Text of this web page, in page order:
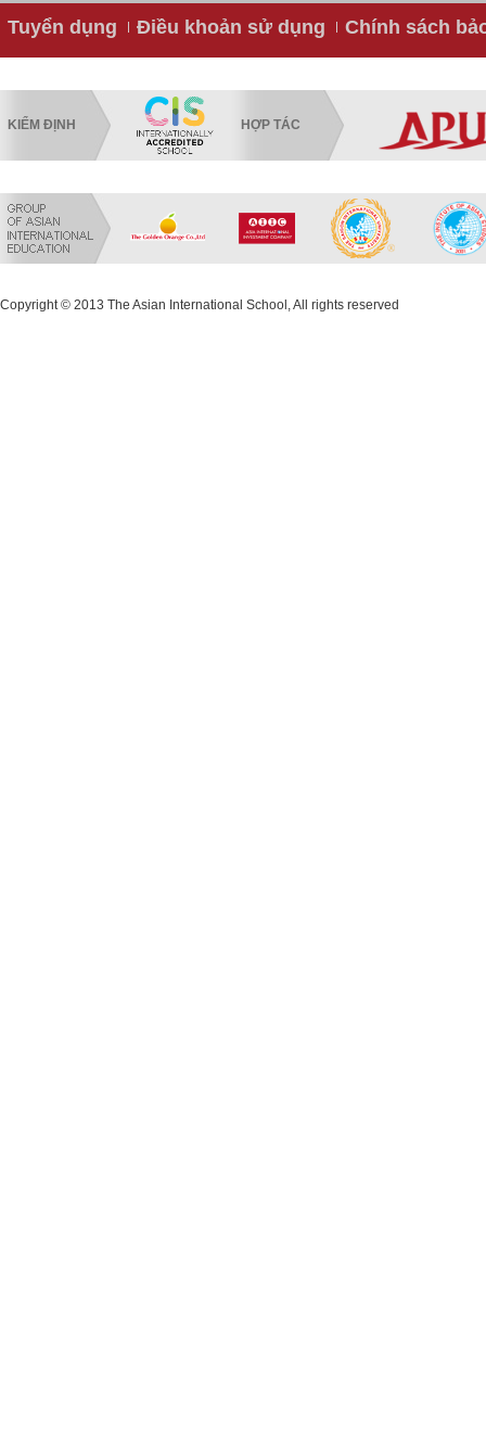
Tuyển dụng Điều khoản sử dụng Chính sách
KIỂM ĐỊNH HỢP TÁC
Copyright © 2013 The Asian International School, All rights reserved